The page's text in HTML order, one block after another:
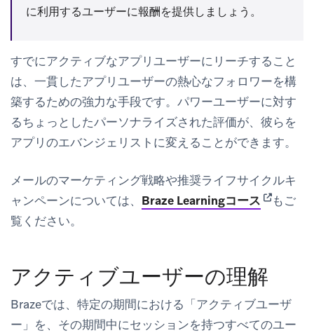
に利用するユーザーに報酬を提供しましょう。
すでにアクティブなアプリユーザーにリーチすること
は、一貫したアプリユーザーの熱心なフォロワーを構
築するための強力な手段です。パワーユーザーに対す
るちょっとしたパーソナライズされた評価が、彼らを
アプリのエバンジェリストに変えることができます。
メールのマーケティング戦略や推奨ライフサイクルキ
ャンペーンについては、 Braze Learningコース (opens
もご
覧ください。
アクティブユーザーの理解
Brazeでは、特定の期間における「アクティブユーザ
ー」を、その期間中にセッションを持つすべてのユー